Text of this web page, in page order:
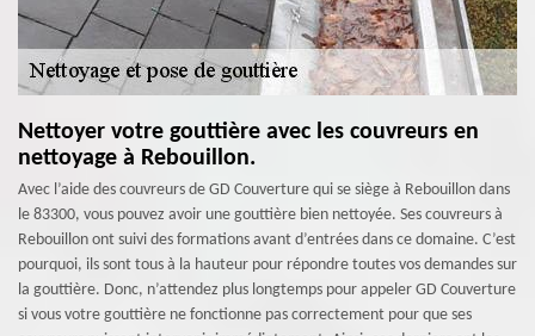
Nettoyer votre gouttière avec les couvreurs en
nettoyage à Rebouillon.
Avec l’aide des couvreurs de GD Couverture qui se siège à Rebouillon dans
le 83300, vous pouvez avoir une gouttière bien nettoyée. Ses couvreurs à
Rebouillon ont suivi des formations avant d’entrées dans ce domaine. C’est
pourquoi, ils sont tous à la hauteur pour répondre toutes vos demandes sur
la gouttière. Donc, n’attendez plus longtemps pour appeler GD Couverture
si vous votre gouttière ne fonctionne pas correctement pour que ses